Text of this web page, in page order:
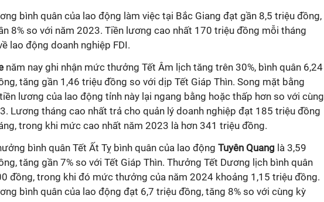
bình quân của lao động làm việc tại Bắc Giang đạt gần 8,5 triệu đồng,
8% so với năm 2023. Tiền lương cao nhất 170 triệu đồng mỗi tháng
lao động doanh nghiệp FDI.
năm nay ghi nhận mức thưởng Tết Âm lịch tăng trên 30%, bình quân 6,24
tăng gần 1,46 triệu đồng so với dịp Tết Giáp Thìn. Song mặt bằng
lương của lao động tỉnh này lại ngang bằng hoặc thấp hơn so với cùng
Lương tháng cao nhất trả cho quản lý doanh nghiệp đạt 185 triệu đồng
trong khi mức cao nhất năm 2023 là hơn 341 triệu đồng.
bình quân Tết Ất Tỵ bình quân của lao động Tuyên Quang là 3,59
tăng gần 7% so với Tết Giáp Thìn. Thưởng Tết Dương lịch bình quân
đồng, trong khi đó mức thưởng của năm 2024 khoảng 1,15 triệu đồng.
bình quân của lao động đạt 6,7 triệu đồng, tăng 8% so với cùng kỳ